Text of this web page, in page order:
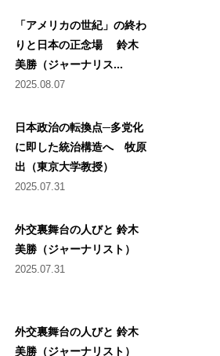
「アメリカの世紀」の終わ
りと日本の正念場 鈴木
美勝（ジャーナリス...
2025.08.07
日本政治の転換点─多党化
に即した統治構造へ 牧原
出（東京大学教授）
2025.07.31
外交裏舞台の人びと 鈴木
美勝（ジャーナリスト）
2025.07.31
外交裏舞台の人びと 鈴木
美勝（ジャーナリスト）